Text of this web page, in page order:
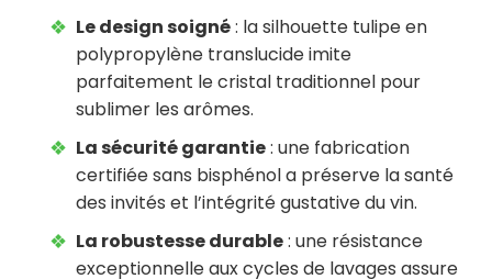
Le design soigné: la silhouette tulipe en
polypropylène translucide imite
parfaitement le cristal traditionnel pour
sublimer les arômes.
La sécurité garantie: une fabrication
certifiée sans bisphénol a préserve la santé
des invités et l’intégrité gustative du vin.
La robustesse durable: une résistance
exceptionnelle aux cycles de lavages assure